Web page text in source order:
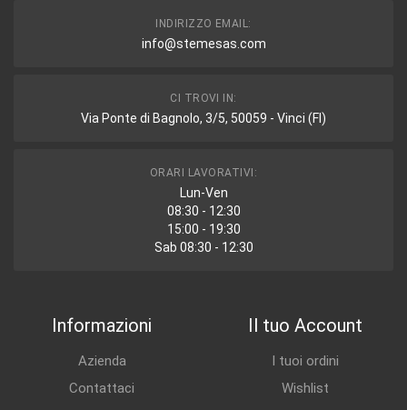
INDIRIZZO EMAIL:
info@stemesas.com
CI TROVI IN:
Via Ponte di Bagnolo, 3/5, 50059 - Vinci (FI)
ORARI LAVORATIVI:
Lun-Ven
08:30 - 12:30
15:00 - 19:30
Sab 08:30 - 12:30
Informazioni
Azienda
Contattaci
Il tuo Account
I tuoi ordini
Wishlist